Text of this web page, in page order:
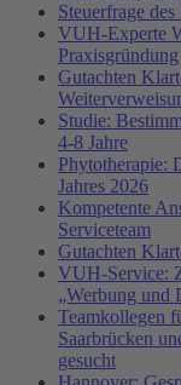
Steuerfrage
VUH-Experte
Praxisgründung
Gutachten
Studie:
4-8 Jahre
Phytotherapie:
Jahres 2026
Kompetente
Serviceteam
Gutachten
VUH-Service:
„Werbung und
Teamkollegen
Saarbrücken
gesucht